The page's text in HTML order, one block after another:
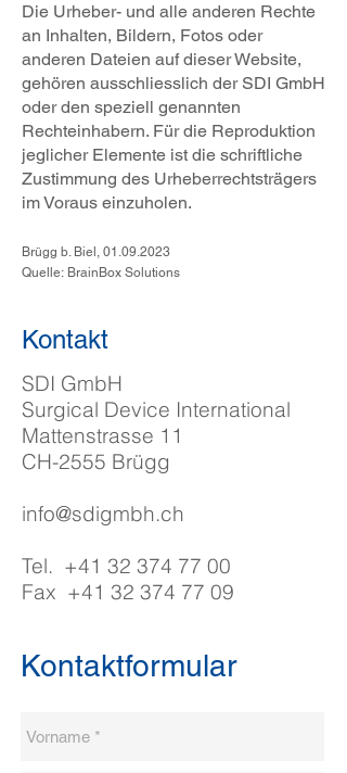
Die Urheber- und alle anderen Rechte
an Inhalten, Bildern, Fotos oder
anderen Dateien auf dieser Website,
gehören ausschliesslich der SDI GmbH
oder den speziell genannten
Rechteinhabern. Für die Reproduktion
jeglicher Elemente ist die schriftliche
Zustimmung des Urheberrechtsträgers
im Voraus einzuholen.
Brügg b. Biel, 01.09.2023
Quelle: BrainBox Solutions
Kontakt
SDI GmbH
Surgical Device International
Mattenstrasse 11
CH-2555 Brügg
info@sdigmbh.ch
Tel. +41 32 374 77 00
Fax +41 32 374 77 09
Kontaktformular